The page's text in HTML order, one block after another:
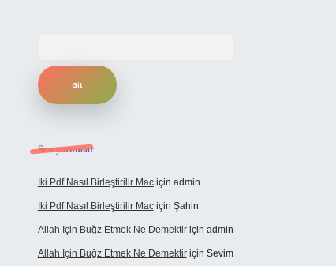
Son yorumlar
Iki Pdf Nasıl Birleştirilir Maciçin admin
Iki Pdf Nasıl Birleştirilir Maciçin Şahin
Allah Için Buğz Etmek Ne Demektiriçin admin
Allah Için Buğz Etmek Ne Demektiriçin Sevim